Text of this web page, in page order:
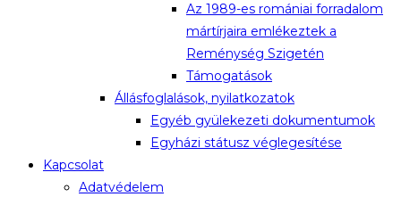
Az 1989-es romániai forradalom
mártírjaira emlékeztek a
Reménység Szigetén
Támogatások
Állásfoglalások, nyilatkozatok
Egyéb gyülekezeti dokumentumok
Egyházi státusz véglegesítése
Kapcsolat
Adatvédelem